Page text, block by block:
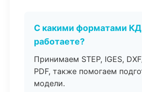
С какими форматами КД
работаете?
Принимаем STEP, IGES,
PDF, также помогаем
модели.